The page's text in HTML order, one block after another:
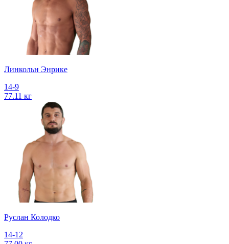
Линкольн Энрике
14-9
77.11 кг
Руслан Колодко
14-12